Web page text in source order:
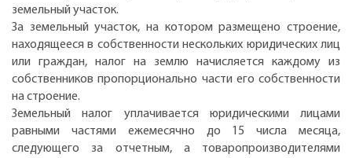
земельный участок.
За земельный участок, на котором размещено строение,
находящееся в собственности нескольких юридических лиц
или граждан, налог на землю начисляется каждому из
собственников пропорционально части его собственности
на строение.
Земельный налог уплачивается юридическими лицами
равными частями ежемесячно до 15 числа месяца,
следующего за отчетным, а товаропроизводителями